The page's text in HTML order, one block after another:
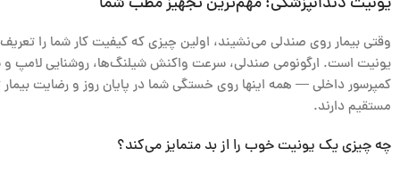
وقتی بیمار روی صندلی می‌نشیند، اولین چیزی که کیفیت کار شما را
یونیت است. ارگونومی صندلی، سرعت واکنش شیلنگ‌ها، روشنایی لامپ
کمپرسور داخلی — همه اینها روی خستگی شما در پایان روز و رضایت بیمار
مستقیم دارند.
چه چیزی یک یونیت خوب را از بد متمایز می‌کند؟